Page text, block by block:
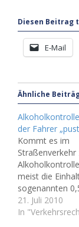
Diesen Beitrag
E-Mail
Ähnliche
der Fahrer
Kommt es im
Straßenverkehr
meist die
sogenannten
Promille-Grenze
Raum, die in §
21. Juli 2010
In